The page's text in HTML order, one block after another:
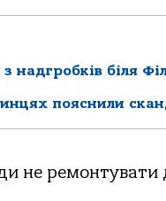
надгробків біля
пояснили
не